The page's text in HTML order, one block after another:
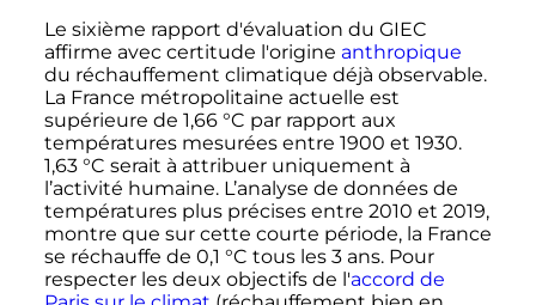
Le sixième rapport d'évaluation du GIEC
affirme avec certitude l'origine anthropique
du réchauffement climatique déjà observable.
La France métropolitaine actuelle est
supérieure de 1,66 °C par rapport aux
températures mesurées entre 1900 et 1930.
1,63 °C serait à attribuer uniquement à
l’activité humaine. L’analyse de données de
températures plus précises entre 2010 et 2019,
montre que sur cette courte période, la France
se réchauffe de 0,1 °C tous les 3 ans. Pour
respecter les deux objectifs de l'accord de